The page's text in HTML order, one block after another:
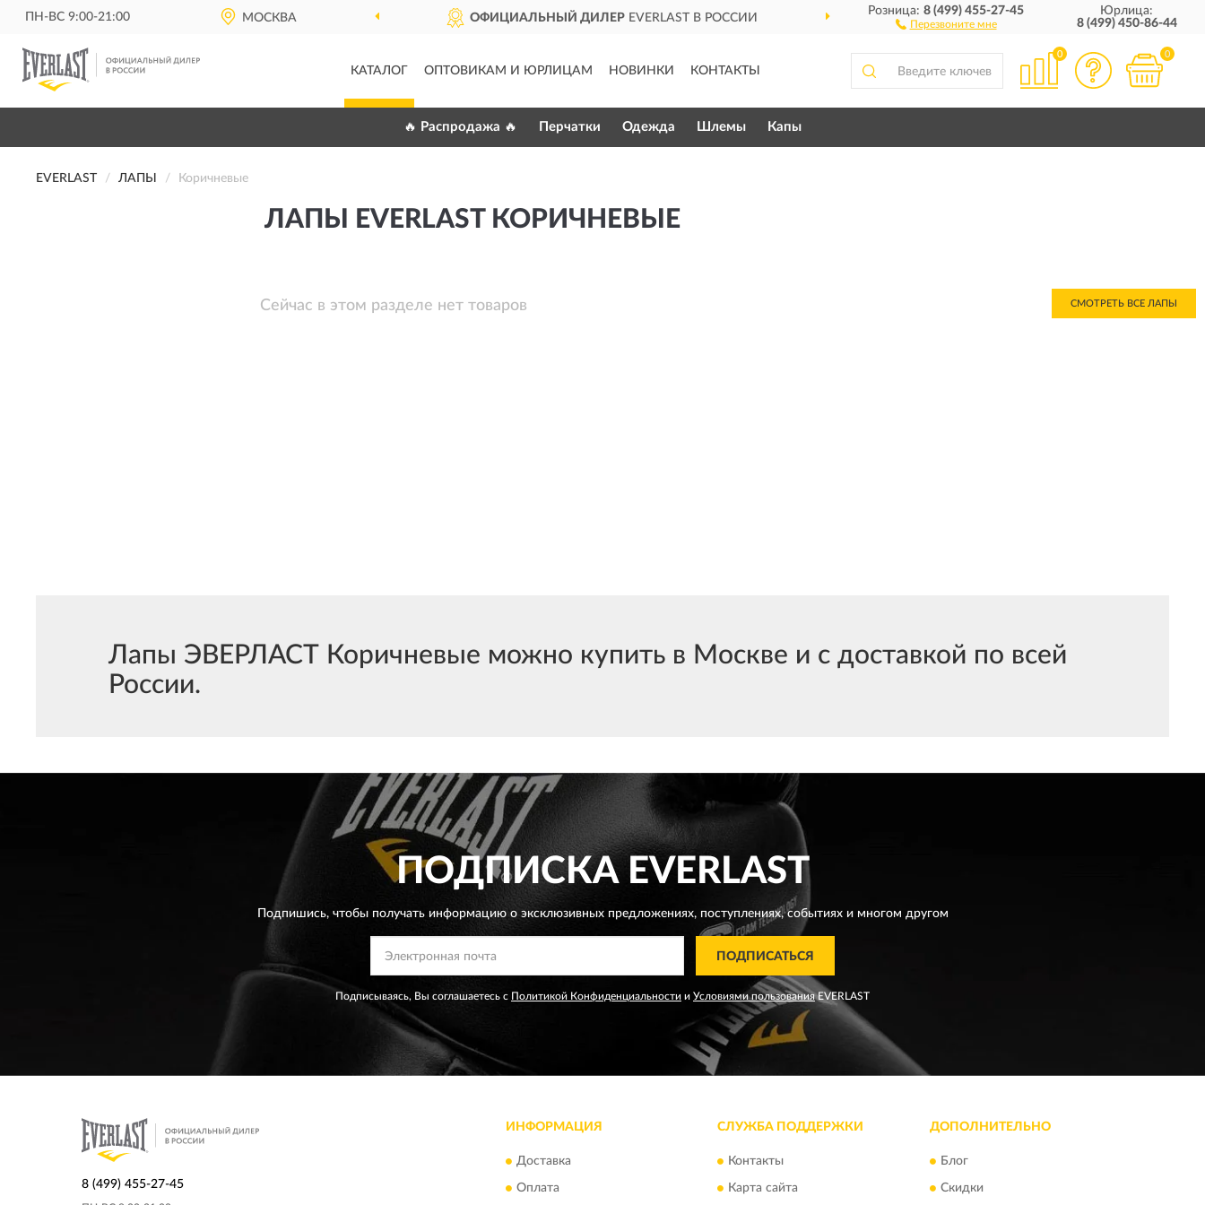
ПН-ВС 9:00-21:00 МОСКВА ОФИЦИАЛЬНЫЙ ДИЛЕР EVERLAST В РОССИИ ДОСТАВИМ ПО ВСЕЙ РОССИИ
Розница:8 (499) 455-27-45
Перезвоните мне
Юрлица:
8 (499) 450-86-44
КАТАЛОГ ОПТОВИКАМ И ЮРЛИЦАМ НОВИНКИ КОНТАКТЫ
0 0
🔥 Распродажа 🔥 Перчатки Одежда Шлемы Капы
EVERLAST ЛАПЫ Коричневые
ЛАПЫ EVERLAST КОРИЧНЕВЫЕ
Сейчас в этом разделе нет товаров СМОТРЕТЬ ВСЕ ЛАПЫ
Лапы ЭВЕРЛАСТ Коричневые можно купить в Москве и с доставкой по всей
России.
ПОДПИСКАEVERLAST
Подпишись, чтобы получать информацию о эксклюзивных предложениях,поступлениях, событиях и многом другом
ПОДПИСАТЬСЯ
Подписываясь, Вы соглашаетесь с Политикой Конфиденциальности и Условиями пользованияEVERLAST
8 (499) 455-27-45
ИНФОРМАЦИЯ
Доставка
Оплата
СЛУЖБА ПОДДЕРЖКИ
Контакты
Карта сайта
ДОПОЛНИТЕЛЬНО
Блог
Скидки